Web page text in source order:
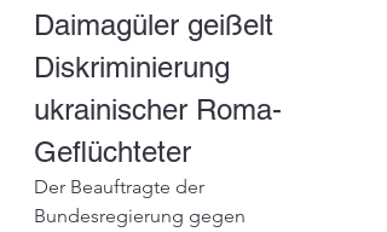
Daimagüler geißelt
Diskriminierung
ukrainischer Roma-
Geflüchteter
Der Beauftragte der
Bundesregierung gegen